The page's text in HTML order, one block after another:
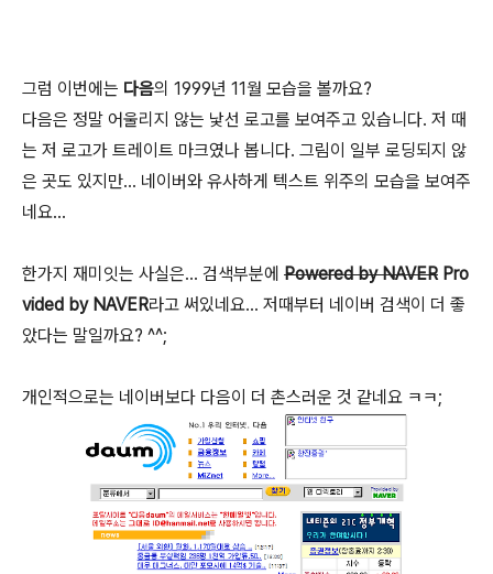
그럼 이번에는 다음의 1999년 11월 모습을 볼까요?
다음은 정말 어울리지 않는 낯선 로고를 보여주고 있습니다. 저 때
는 저 로고가 트레이트 마크였나 봅니다. 그림이 일부 로딩되지 않
은 곳도 있지만... 네이버와 유사하게 텍스트 위주의 모습을 보여주
네요...
한가지 재미잇는 사실은... 검색부분에 Powered by NAVERPro
vided by NAVER라고 써있네요... 저때부터 네이버 검색이 더 좋
았다는 말일까요? ^^;
개인적으로는 네이버보다 다음이 더 촌스러운 것 같네요 ㅋㅋ;